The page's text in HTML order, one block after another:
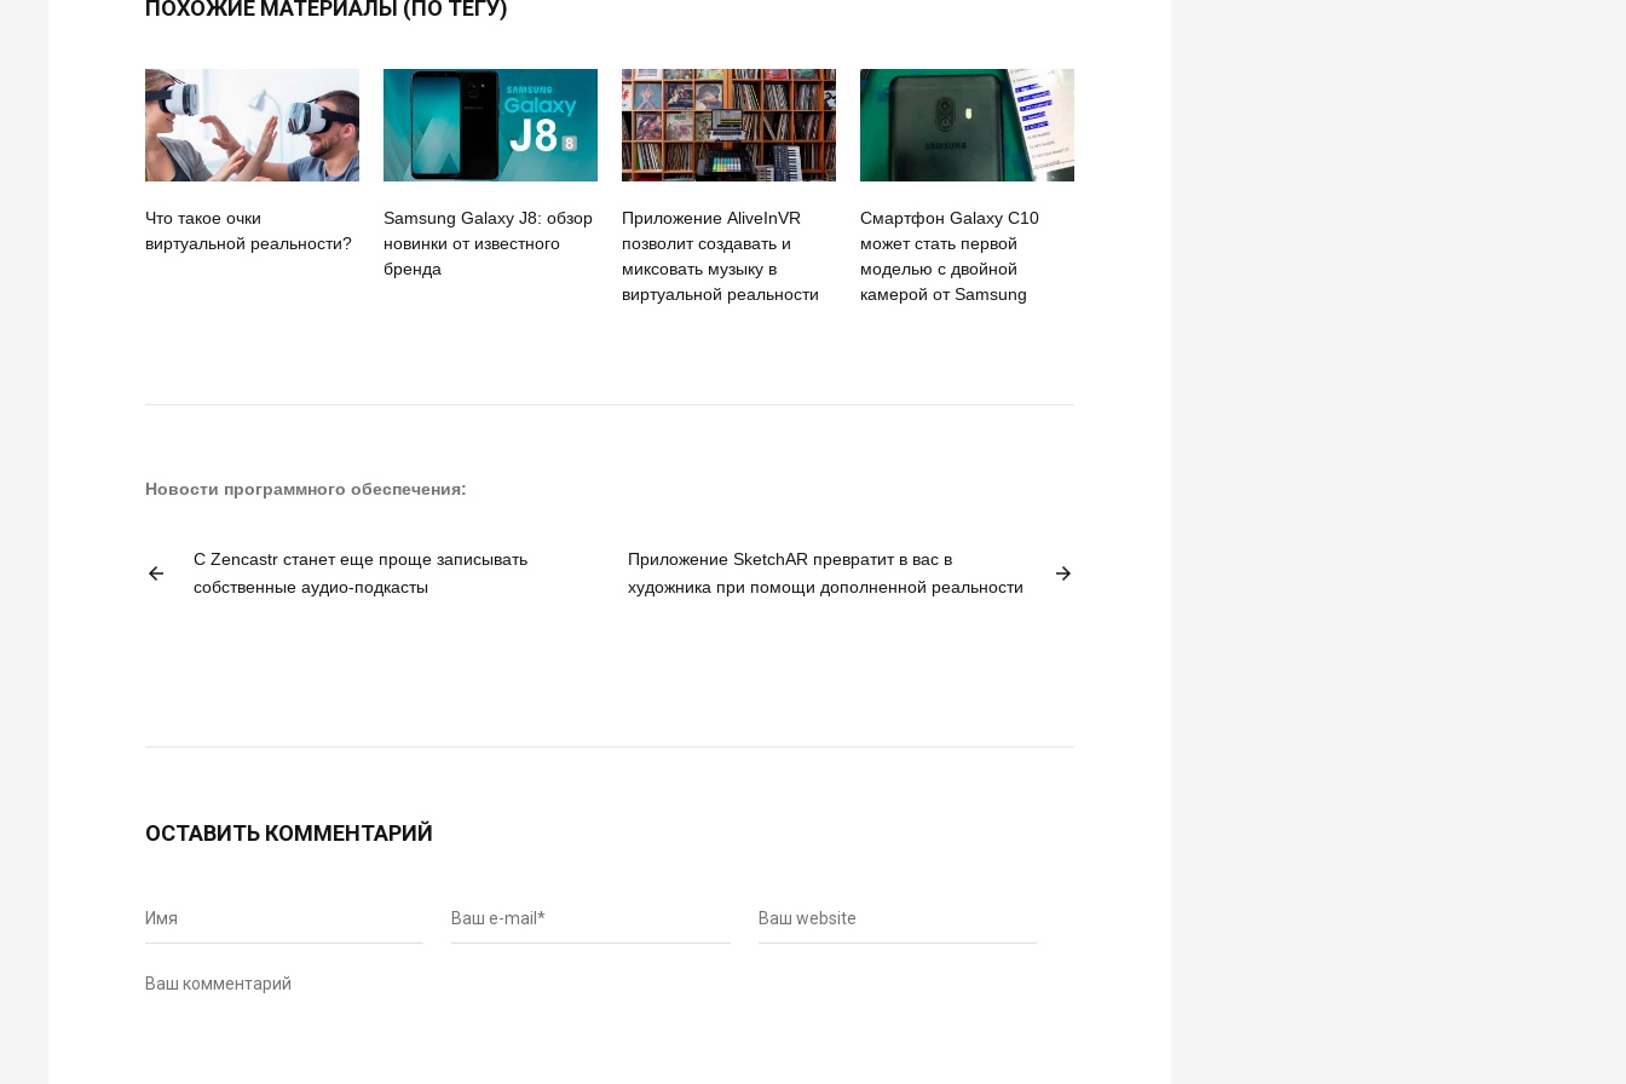
ПОХОЖИЕ МАТЕРИАЛЫ (ПО ТЕГУ)
Что такое очки
виртуальной реальности?
Samsung Galaxy J8: обзор
новинки от известного
бренда
Приложение AliveInVR
позволит создавать и
миксовать музыку в
виртуальной реальности
Смартфон Galaxy C10
может стать первой
моделью с двойной
камерой от Samsung
Новости программного обеспечения:
arrow_back
С Zencastr станет еще проще записывать
собственные аудио-подкасты
Приложение SketchAR превратит в вас в
художника при помощи дополненной реальности
arrow_forward
ОСТАВИТЬ КОММЕНТАРИЙ